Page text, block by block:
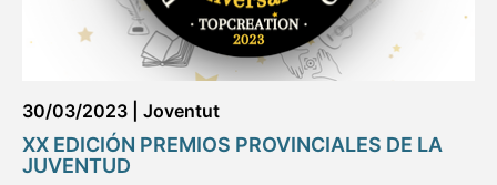
30/03/2023 Joventut
XX EDICIÓN PREMIOS PROVINCIALES DE LA
JUVENTUD